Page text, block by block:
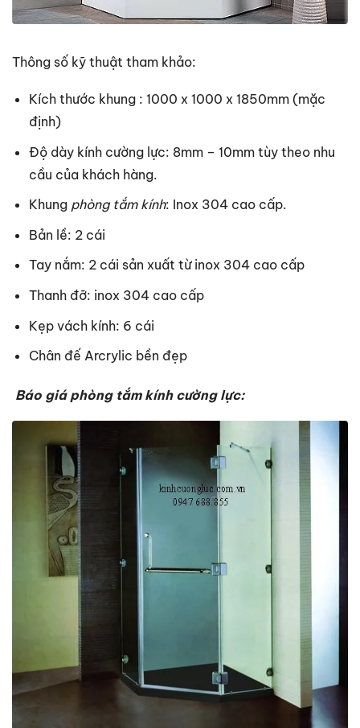
Thông số kỹ thuật tham khảo:
Kích thước khung : 1000 x 1000 x 1850mm (mặc
định)
Độ dày kính cường lực: 8mm – 10mm tùy theo nhu
cầu của khách hàng.
Khung phòng tắm kính: Inox 304 cao cấp.
Bản lề: 2 cái
Tay nắm: 2 cái sản xuất từ inox 304 cao cấp
Thanh đỡ: inox 304 cao cấp
Kẹp vách kính: 6 cái
Chân đế Arcrylic bền đẹp
Báo giá phòng tắm kính cường lực: